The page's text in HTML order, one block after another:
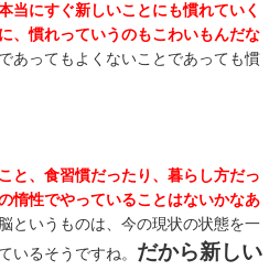
当にすぐ新しいことにも慣れていく
、慣れっていうのもこわいもんだな
あってもよくないことであっても慣
と、食習慣だったり、暮らし方だっ
惰性でやっていることはないかなあ
というものは、今の現状の状態を一
いるそうですね。 だから新しい